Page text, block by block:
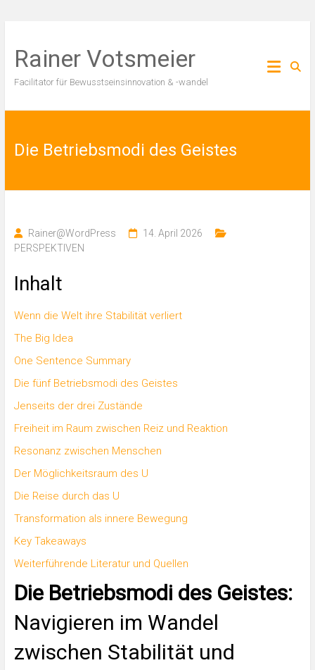
springen
Rainer Votsmeier
Facilitator für Bewusstseinsinnovation & -wandel
Die Betriebsmodi des Geistes
Rainer@WordPress
14. April 2026
PERSPEKTIVEN
Inhalt
Wenn die Welt ihre Stabilität verliert
The Big Idea
One Sentence Summary
Die fünf Betriebsmodi des Geistes
Jenseits der drei Zustände
Freiheit im Raum zwischen Reiz und Reaktion
Resonanz zwischen Menschen
Der Möglichkeitsraum des U
Die Reise durch das U
Transformation als innere Bewegung
Key Takeaways
Weiterführende Literatur und Quellen
Die Betriebsmodi des Geistes:
Navigieren im Wandel
zwischen Stabilität und